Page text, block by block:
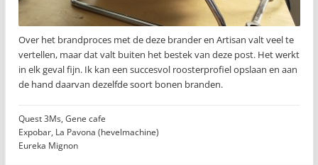
Over het brandproces met de deze brander en Artisan valt veel te
vertellen, maar dat valt buiten het bestek van deze post. Het werkt
in elk geval fijn. Ik kan een succesvol roosterprofiel opslaan en aan
de hand daarvan dezelfde soort bonen branden.
Quest 3Ms, Gene cafe
Expobar, La Pavona (hevelmachine)
Eureka Mignon